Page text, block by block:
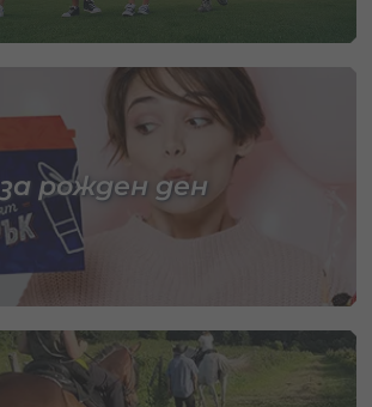
за рожден ден